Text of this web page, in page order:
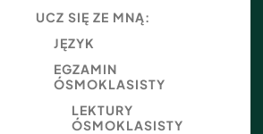
UCZ SIĘ ZE MNĄ:
JĘZYK
EGZAMIN
ÓSMOKLASISTY
LEKTURY
ÓSMOKLASISTY